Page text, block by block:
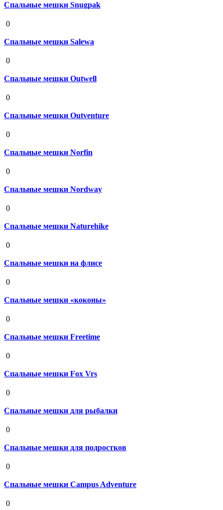
Спальные мешки Snugpak
0
Спальные мешки Salewa
0
Спальные мешки Outwell
0
Спальные мешки Outventure
0
Спальные мешки Norfin
0
Спальные мешки Nordway
0
Спальные мешки Naturehike
0
Спальные мешки на флисе
0
Спальные мешки «коконы»
0
Спальные мешки Freetime
0
Спальные мешки Fox Vrs
0
Спальные мешки для рыбалки
0
Спальные мешки для подростков
0
Спальные мешки Campus Adventure
0